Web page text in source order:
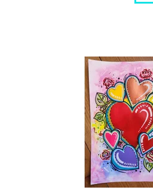
Vyprodáno
8735